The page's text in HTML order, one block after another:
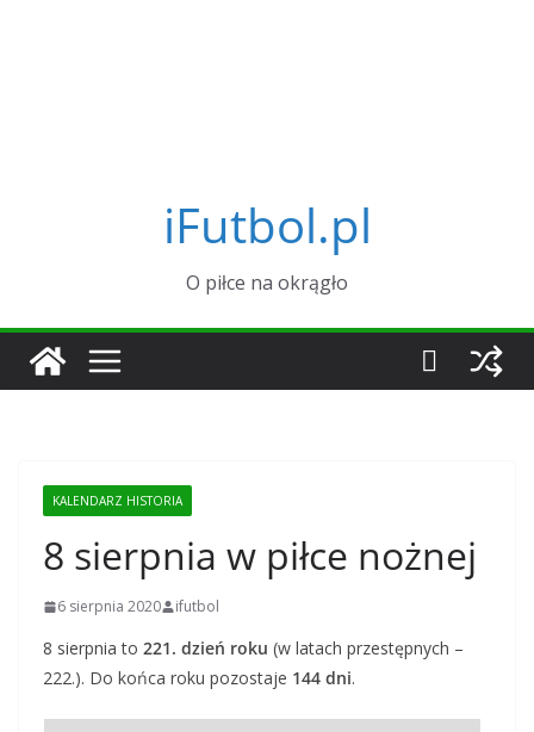
iFutbol.pl
O piłce na okrągło
KALENDARZ HISTORIA
8 sierpnia w piłce nożnej
6 sierpnia 2020 ifutbol
8 sierpnia to 221. dzień roku (w latach przestępnych –
222.). Do końca roku pozostaje 144 dni.